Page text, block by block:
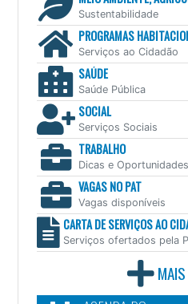
Sustentabilidade
PROGRAMAS
Serviços ao Cidadão
SAÚDE
Saúde Pública
SOCIAL
Serviços Sociais
TRABALHO
Dicas e Oportunidades
VAGAS NO PAT
Vagas disponíveis
CARTA DE SERVIÇOS AO
Serviços ofertados pela